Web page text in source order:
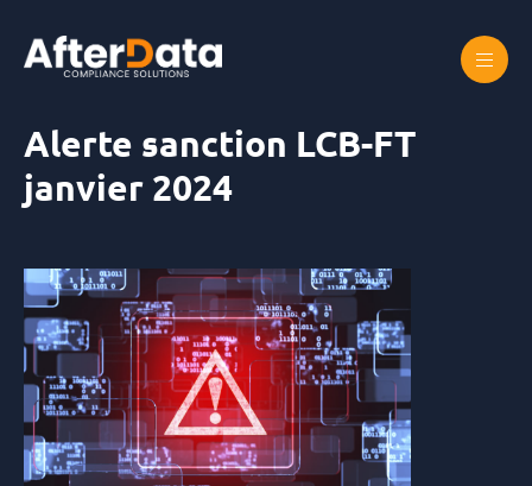
content
Alerte sanction LCB-FT
janvier 2024